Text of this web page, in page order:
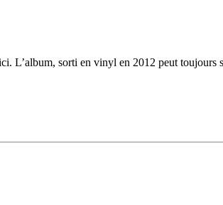
L’album, sorti en vinyl en 2012 peut toujours